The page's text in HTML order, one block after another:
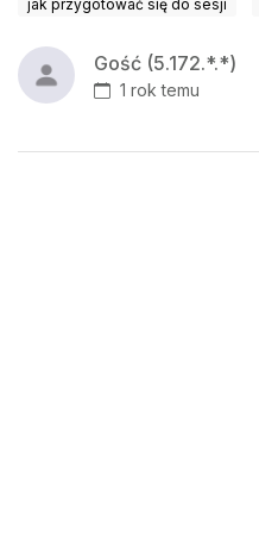
jak przygotować się do sesji
Gość (5.172.*.*)
1 rok temu